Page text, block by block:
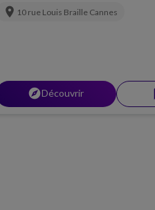
location_on 10 rue Louis Braille Cannes
explorerDécouvrir